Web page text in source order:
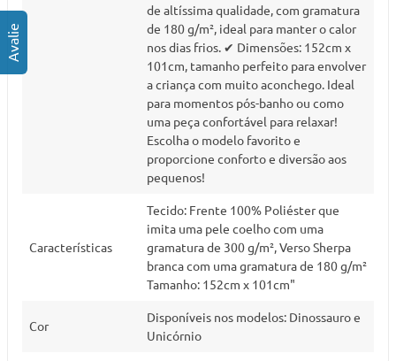
de altíssima qualidade, com gramatura
de 180 g/m², ideal para manter o calor
nos dias frios. ✔ Dimensões: 152cm x
101cm, tamanho perfeito para envolver
a criança com muito aconchego. Ideal
para momentos pós-banho ou como
uma peça confortável para relaxar!
Escolha o modelo favorito e
proporcione conforto e diversão aos
pequenos!
Características
Tecido: Frente 100% Poliéster que
imita uma pele coelho com uma
gramatura de 300 g/m², Verso Sherpa
branca com uma gramatura de 180 g/m²
Tamanho: 152cm x 101cm"
Cor
Disponíveis nos modelos: Dinossauro e
Unicórnio